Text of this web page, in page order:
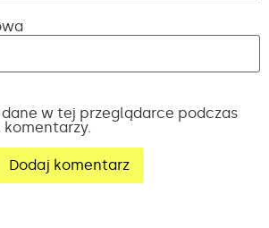
w tej przeglądarce podczas